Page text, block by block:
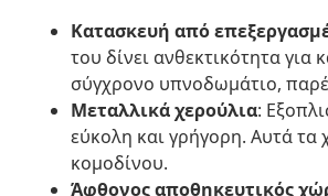
Κατασκευή από
του δίνει ανθεκτικότητα
σύγχρονο υπνοδωμάτιο,
Μεταλλικά χερούλια:
εύκολη και γρήγορη. Αυτά τα
κομοδίνου.
Άφθονος αποθηκευτικός